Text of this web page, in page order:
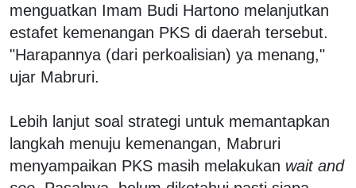
menguatkan Imam Budi Hartono melanjutkan
estafet kemenangan PKS di daerah tersebut.
"Harapannya (dari perkoalisian) ya menang,"
ujar Mabruri.
Lebih lanjut soal strategi untuk memantapkan
langkah menuju kemenangan, Mabruri
menyampaikan PKS masih melakukan wait and